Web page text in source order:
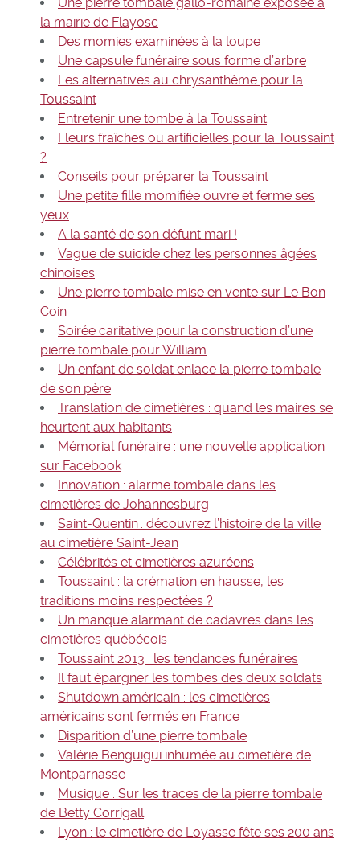
la mairie de Flayosc
Des momies examinées à la loupe
Une capsule funéraire sous forme d’arbre
Les alternatives au chrysanthème pour la
Toussaint
Entretenir une tombe à la Toussaint
Fleurs fraîches ou artificielles pour la Toussaint
?
Conseils pour préparer la Toussaint
Une petite fille momifiée ouvre et ferme ses
yeux
A la santé de son défunt mari !
Vague de suicide chez les personnes âgées
chinoises
Une pierre tombale mise en vente sur Le Bon
Coin
Soirée caritative pour la construction d’une
pierre tombale pour William
Un enfant de soldat enlace la pierre tombale
de son père
Translation de cimetières : quand les maires se
heurtent aux habitants
Mémorial funéraire : une nouvelle application
sur Facebook
Innovation : alarme tombale dans les
cimetières de Johannesburg
Saint-Quentin : découvrez l’histoire de la ville
au cimetière Saint-Jean
Célébrités et cimetières azuréens
Toussaint : la crémation en hausse, les
traditions moins respectées ?
Un manque alarmant de cadavres dans les
cimetières québécois
Toussaint 2013 : les tendances funéraires
Il faut épargner les tombes des deux soldats
Shutdown américain : les cimetières
américains sont fermés en France
Disparition d’une pierre tombale
Valérie Benguigui inhumée au cimetière de
Montparnasse
Musique : Sur les traces de la pierre tombale
de Betty Corrigall
Lyon : le cimetière de Loyasse fête ses 200 ans